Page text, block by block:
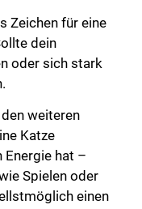
Zeichen für eine
dein
oder sich stark
weiteren
Katze
Energie hat –
Spielen oder
einen